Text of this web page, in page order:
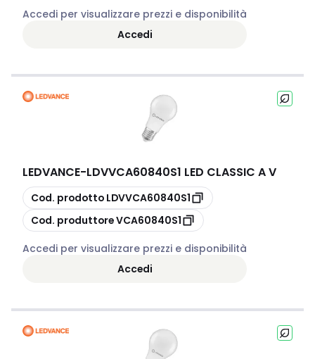
Accedi per visualizzare prezzi e disponibilità
Accedi
LEDVANCE-LDVVCA60840S1 LED CLASSIC A V
copia
Cod. prodotto LDVVCA60840S1
copia
Cod. produttoreVCA60840S1
Accedi per visualizzare prezzi e disponibilità
Accedi